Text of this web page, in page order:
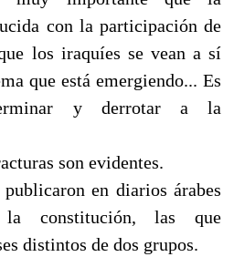
con la participación de
los iraquíes se vean a sí
que está emergiendo... Es
y derrotar a la
son evidentes.
publicaron en diarios árabes
constitución, las que
distintos de dos grupos.